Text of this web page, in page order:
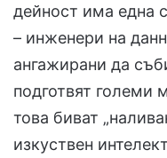
дейност има една
– инженери на
ангажирани да
подготвят големи
това биват
изкуствен